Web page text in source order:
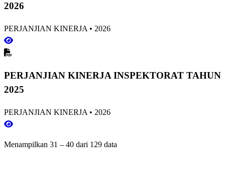
2026
PERJANJIAN KINERJA • 2026
PERJANJIAN KINERJA INSPEKTORAT TAHUN
2025
PERJANJIAN KINERJA • 2026
Menampilkan 31 – 40 dari 129 data